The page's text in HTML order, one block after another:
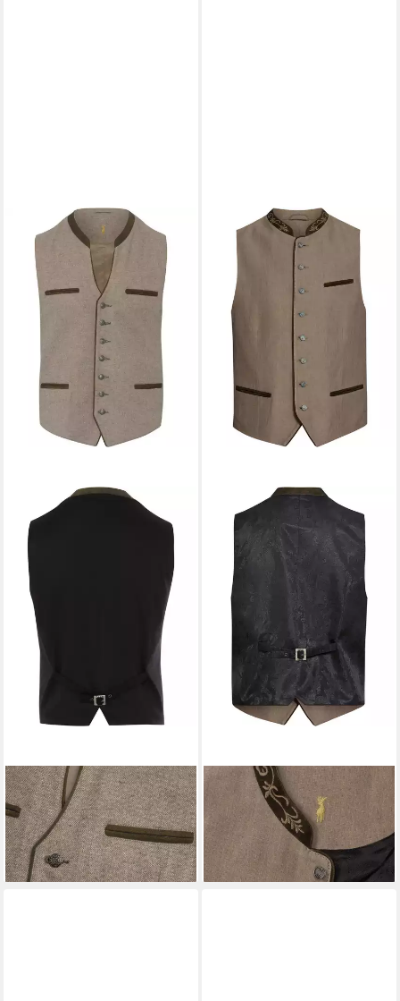
ALMSACHTrachtenweste
Trachtenweste aus Wolle
134,99 €
ALMSACHTrachtenweste
Leinenweste
134,99 €